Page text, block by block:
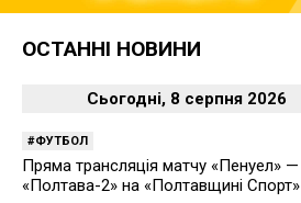
ОСТАННІ НОВИНИ
Сьогодні, 8 серпня 2026
ФУТБОЛ
Пряма трансляція матчу «Пенуел» —
«Полтава-2» на «Полтавщині Спорт»